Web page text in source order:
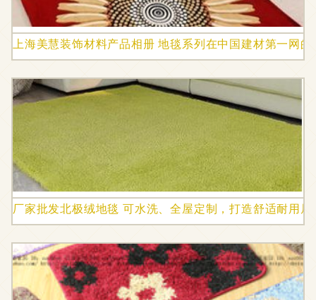
上海美慧装饰材料产品相册 地毯系列在中国建材第一网的
厂家批发北极绒地毯 可水洗、全屋定制，打造舒适耐用居